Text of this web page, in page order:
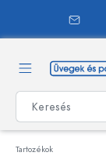
Tartozékok